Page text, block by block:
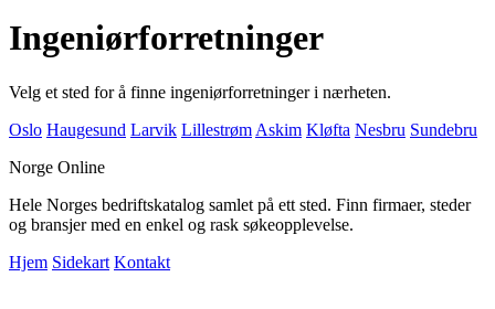
Ingeniørforretninger
Velg et sted for å finne ingeniørforretninger i nærheten.
Oslo Haugesund Larvik Lillestrøm Askim Kløfta Nesbru Sundebru
Norge Online
Hele Norges bedriftskatalog samlet på ett sted. Finn firmaer, steder
og bransjer med en enkel og rask søkeopplevelse.
Hjem Sidekart Kontakt